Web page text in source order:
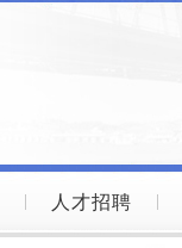
人才招聘